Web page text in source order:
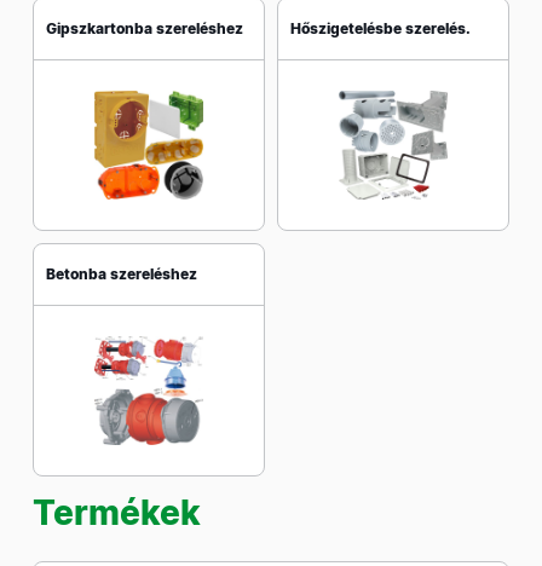
Gipszkartonba szereléshez Hőszigetelésbe szerelés.
Betonba szereléshez
Termékek